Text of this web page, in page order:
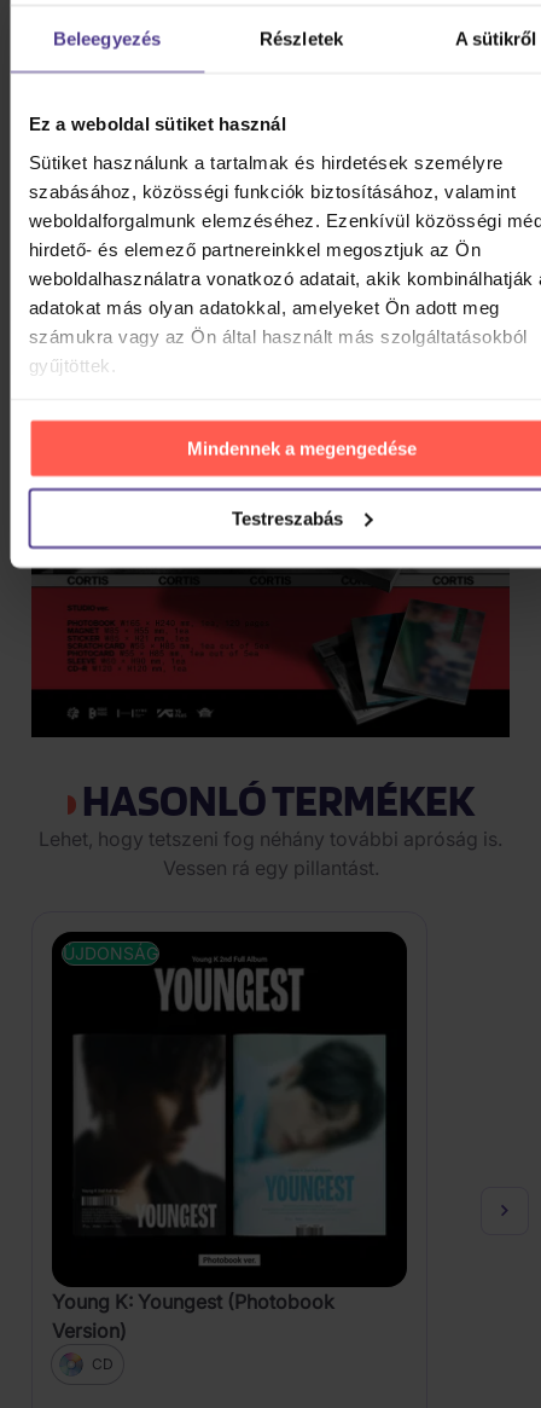
Beleegyezés Részletek A sütikről
Ez a weboldal sütiket használ
Sütiket használunk a tartalmak és hirdetések személyre
szabásához, közösségi funkciók biztosításához, valamint
weboldalforgalmunk elemzéséhez. Ezenkívül közösségi
hirdető- és elemező partnereinkkel megosztjuk az Ön
weboldalhasználatra vonatkozó adatait, akik kombinálhatják
adatokat más olyan adatokkal, amelyeket Ön adott meg
számukra vagy az Ön által használt más szolgáltatásokból
gyűjtöttek.
Mindennek a megengedése
Testreszabás
HASONLÓ TERMÉKEK
Lehet, hogy tetszeni fog néhány további apróság is.
Vessen rá egy pillantást.
ÚJDONSÁG
Young K: Youngest (Photobook
Version)
CD